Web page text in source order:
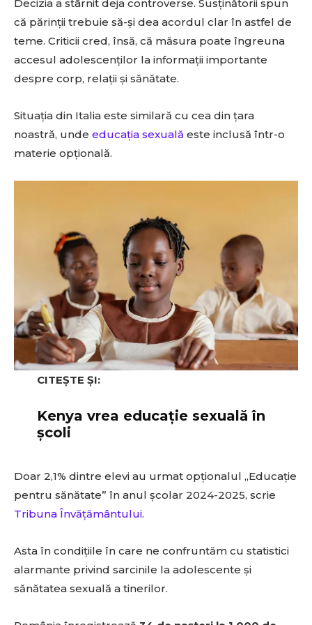
Decizia a stârnit deja controverse. Susținătorii spun
că părinții trebuie să-și dea acordul clar în astfel de
teme. Criticii cred, însă, că măsura poate îngreuna
accesul adolescenților la informații importante
despre corp, relații și sănătate.
Situația din Italia este similară cu cea din țara
noastră, unde educația sexuală este inclusă într-o
materie opțională.
CITEȘTE ȘI:
Kenya vrea educație sexuală în
școli
Doar 2,1% dintre elevi au urmat opționalul „Educație
pentru sănătate” în anul școlar 2024-2025, scrie
Tribuna Învățământului.
Asta în condițiile în care ne confruntăm cu statistici
alarmante privind sarcinile la adolescente și
sănătatea sexuală a tinerilor.